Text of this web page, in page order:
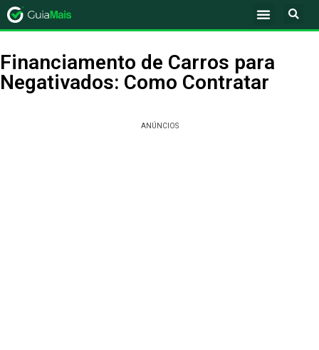
Financiamento de Carros para
Negativados: Como Contratar
ANÚNCIOS